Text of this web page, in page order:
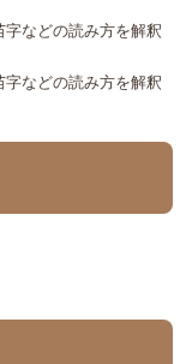
字などの読み方を解釈
字などの読み方を解釈